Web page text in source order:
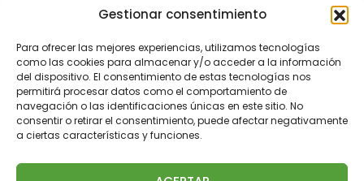
Gestionar consentimiento
Para ofrecer las mejores experiencias, utilizamos tecnologías
como las cookies para almacenar y/o acceder a la información
del dispositivo. El consentimiento de estas tecnologías nos
permitirá procesar datos como el comportamiento de
navegación o las identificaciones únicas en este sitio. No
consentir o retirar el consentimiento, puede afectar negativamente
a ciertas características y funciones.